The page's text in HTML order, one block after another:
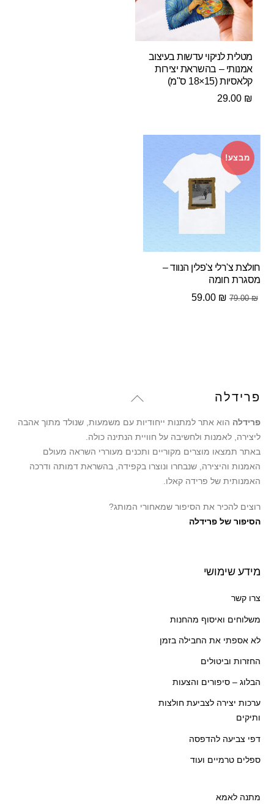
מטלית לניקוי עדשות בעיצוב
אמנותי – בהשראת יצירות
קלאסיות (15×18 ס"מ)
29.00 ₪
מבצע!
חולצת צ'רלי צ'פלין הנווד –
מסגרת חומה
79.00₪
המחיר
59.00 ₪
Back
Top
פרידלה
פרידלה הוא אתר למתנות ייחודיות עם משמעות, שנולד מתוך אהבה
ליצירה, לאמנות ולחשיבה על חוויית הנתינה כולה.
באתר תמצאו מוצרים מקוריים ותכנים מעוררי השראה מעולם
האמנות והיצירה, שנבחרו ונוצרו בקפידה, בהשראת דמותה ודרכה
האמנותית של פרידה קאלו.
רוצים להכיר את הסיפור שמאחורי המותג?
הסיפור של פרידלה
מידע שימושי
צרו קשר
משלוחים ואיסוף מהחנות
לא אספתי את החבילה בזמן
החזרות וביטולים
הבלוג – סיפורים והצעות
ערכות יצירה לצביעת חולצות
ותיקים
דפי צביעה להדפסה
ספלים טרמיים ועוד
מתנה לאמא